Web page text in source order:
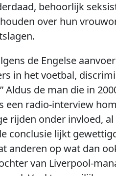
behoorlijk
over hun
de Engelse
in het voetbal,
Aldus de man die in
een radio-interview
rijden onder invloed,
conclusie lijkt
anderen op wat dan
van Liverpool-